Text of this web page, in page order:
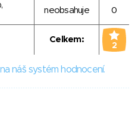
neobsahuje 0
Celkem:
2
náš systém hodnocení.